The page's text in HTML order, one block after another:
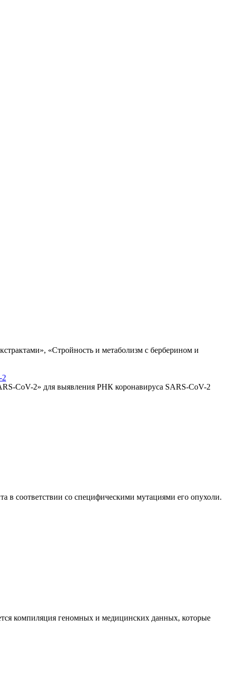
«Стройность и метаболизм с берберином и
2
CoV-2» для выявления РНК коронавируса SARS-CoV-2
в соответствии со специфическими мутациями его опухоли.
компиляция геномных и медицинских данных, которые